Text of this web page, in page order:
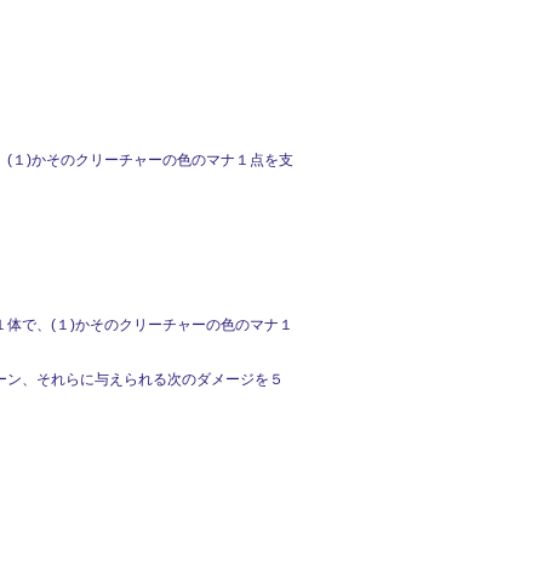
１)かそのクリーチャーの色のマナ１点を支
で、(１)かそのクリーチャーの色のマナ１
、それらに与えられる次のダメージを５